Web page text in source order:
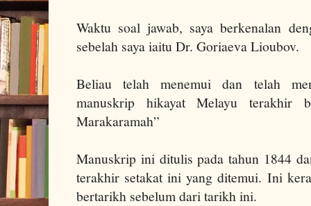
Waktu soal jawab, saya berkenalan
sebelah saya iaitu Dr. Goriaeva Lioubov.
Beliau telah menemui dan telah
manuskrip hikayat Melayu terakhir
Marakaramah”
Manuskrip ini ditulis pada tahun 1844
terakhir setakat ini yang ditemui. Ini
bertarikh sebelum dari tarikh ini.